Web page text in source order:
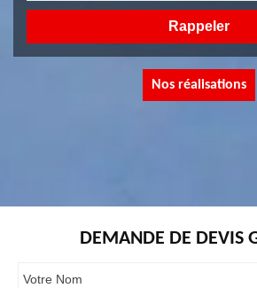
Nos réalisations
DEMANDE DE DEVIS